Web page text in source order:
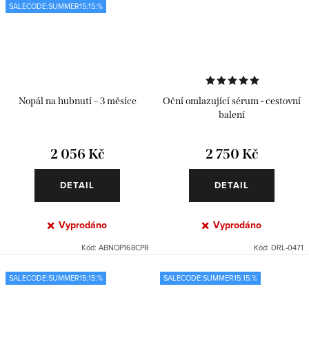
SALECODE:SUMMER15:15:%
Nopál na hubnutí – 3 měsíce
2 056 Kč
DETAIL
Vyprodáno
Kód: ABNOP168CPR
Oční omlazující sérum - cestovní
balení
2 750 Kč
DETAIL
Vyprodáno
Kód: DRL-0471
SALECODE:SUMMER15:15:% SALECODE:SUMMER15:15:%